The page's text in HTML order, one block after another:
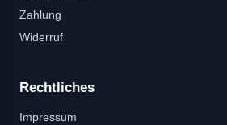
Zahlung
Widerruf
Rechtliches
Impressum